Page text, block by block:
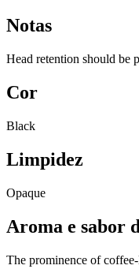
Notas
Head retention should be
Cor
Black
Limpidez
Opaque
Aroma e sabor
The prominence of